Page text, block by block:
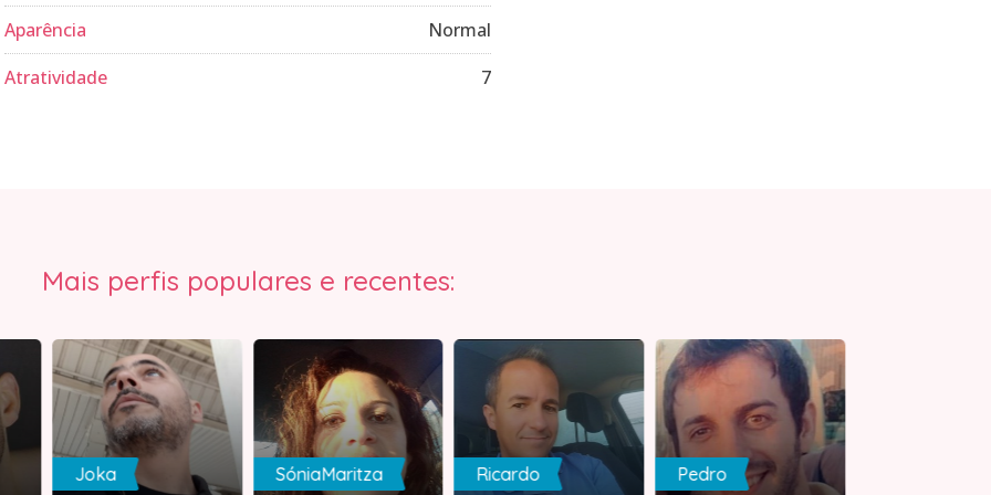
Aparência
Normal
Atratividade
7
Mais perfis populares e recentes:
Joka SóniaMaritza Ricardo Pedro